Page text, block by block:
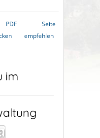
PDF
Seite
empfehlen
im